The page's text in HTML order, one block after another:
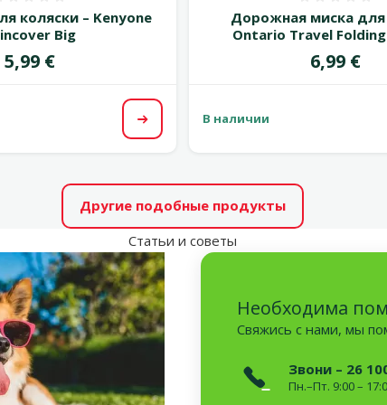
коляски – Kenyone
Big
Цена
5,99 €
Посмотреть
Дорожная миска для
Ontario Travel
Цена
6,99 €
В наличии
Другие подобные продукты
Статьи и советы
Необходима
Свяжись с нами, мы
Звони – 26
Пн.–Пт. 9:00 –